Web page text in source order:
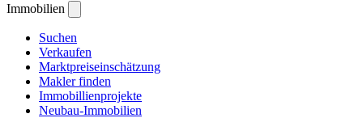
Immobilien
Suchen
Verkaufen
Marktpreiseinschätzung
Makler finden
Immobillienprojekte
Neubau-Immobilien